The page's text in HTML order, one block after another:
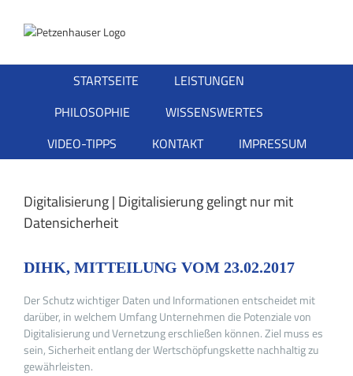
Inhalt
springen
STARTSEITE
LEISTUNGEN
PHILOSOPHIE
WISSENSWERTES
VIDEO-TIPPS
KONTAKT IMPRESSUM
Digitalisierung | Digitalisierung gelingt nur mit
Datensicherheit
DIHK, MITTEILUNG VOM 23.02.2017
Der Schutz wichtiger Daten und Informationen entscheidet mit
darüber, in welchem Umfang Unternehmen die Potenziale von
Digitalisierung und Vernetzung erschließen können. Ziel muss es
sein, Sicherheit entlang der Wertschöpfungskette nachhaltig zu
gewährleisten.